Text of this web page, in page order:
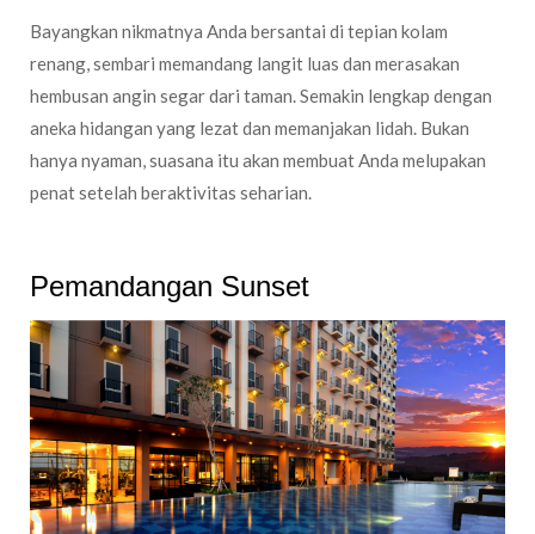
Bayangkan nikmatnya Anda bersantai di tepian kolam
renang, sembari memandang langit luas dan merasakan
hembusan angin segar dari taman. Semakin lengkap dengan
aneka hidangan yang lezat dan memanjakan lidah. Bukan
hanya nyaman, suasana itu akan membuat Anda melupakan
penat setelah beraktivitas seharian.
Pemandangan Sunset